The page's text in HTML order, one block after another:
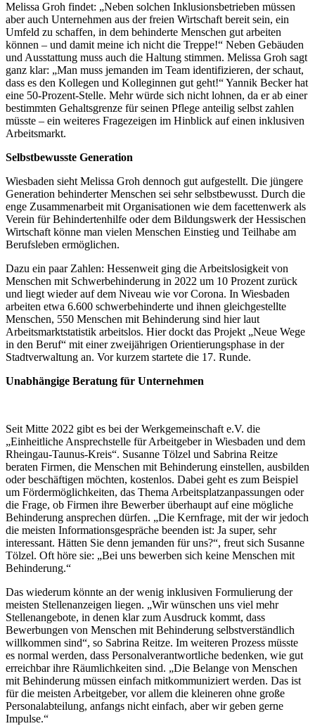
Melissa Groh findet: „Neben solchen Inklusionsbetrieben müssen
aber auch Unternehmen aus der freien Wirtschaft bereit sein, ein
Umfeld zu schaffen, in dem behinderte Menschen gut arbeiten
können – und damit meine ich nicht die Treppe!“ Neben Gebäuden
und Ausstattung muss auch die Haltung stimmen. Melissa Groh sagt
ganz klar: „Man muss jemanden im Team identifizieren, der schaut,
dass es den Kollegen und Kolleginnen gut geht!“ Yannik Becker hat
eine 50-Prozent-Stelle. Mehr würde sich nicht lohnen, da er ab einer
bestimmten Gehaltsgrenze für seinen Pflege anteilig selbst zahlen
müsste – ein weiteres Fragezeigen im Hinblick auf einen inklusiven
Arbeitsmarkt.
Selbstbewusste Generation
Wiesbaden sieht Melissa Groh dennoch gut aufgestellt. Die jüngere
Generation behinderter Menschen sei sehr selbstbewusst. Durch die
enge Zusammenarbeit mit Organisationen wie dem facettenwerk als
Verein für Behindertenhilfe oder dem Bildungswerk der Hessischen
Wirtschaft könne man vielen Menschen Einstieg und Teilhabe am
Berufsleben ermöglichen.
Dazu ein paar Zahlen: Hessenweit ging die Arbeitslosigkeit von
Menschen mit Schwerbehinderung in 2022 um 10 Prozent zurück
und liegt wieder auf dem Niveau wie vor Corona. In Wiesbaden
arbeiten etwa 6.600 schwerbehinderte und ihnen gleichgestellte
Menschen, 550 Menschen mit Behinderung sind hier laut
Arbeitsmarktstatistik arbeitslos. Hier dockt das Projekt „Neue Wege
in den Beruf“ mit einer zweijährigen Orientierungsphase in der
Stadtverwaltung an. Vor kurzem startete die 17. Runde.
Unabhängige Beratung für Unternehmen
Seit Mitte 2022 gibt es bei der Werkgemeinschaft e.V. die
„Einheitliche Ansprechstelle für Arbeitgeber in Wiesbaden und dem
Rheingau-Taunus-Kreis“. Susanne Tölzel und Sabrina Reitze
beraten Firmen, die Menschen mit Behinderung einstellen, ausbilden
oder beschäftigen möchten, kostenlos. Dabei geht es zum Beispiel
um Fördermöglichkeiten, das Thema Arbeitsplatzanpassungen oder
die Frage, ob Firmen ihre Bewerber überhaupt auf eine mögliche
Behinderung ansprechen dürfen. „Die Kernfrage, mit der wir jedoch
die meisten Informationsgespräche beenden ist: Ja super, sehr
interessant. Hätten Sie denn jemanden für uns?“, freut sich Susanne
Tölzel. Oft höre sie: „Bei uns bewerben sich keine Menschen mit
Behinderung.“
Das wiederum könnte an der wenig inklusiven Formulierung der
meisten Stellenanzeigen liegen. „Wir wünschen uns viel mehr
Stellenangebote, in denen klar zum Ausdruck kommt, dass
Bewerbungen von Menschen mit Behinderung selbstverständlich
willkommen sind“, so Sabrina Reitze. Im weiteren Prozess müsste
es normal werden, dass Personalverantwortliche bedenken, wie gut
erreichbar ihre Räumlichkeiten sind. „Die Belange von Menschen
mit Behinderung müssen einfach mitkommuniziert werden. Das ist
für die meisten Arbeitgeber, vor allem die kleineren ohne große
Personalabteilung, anfangs nicht einfach, aber wir geben gerne
Impulse.“